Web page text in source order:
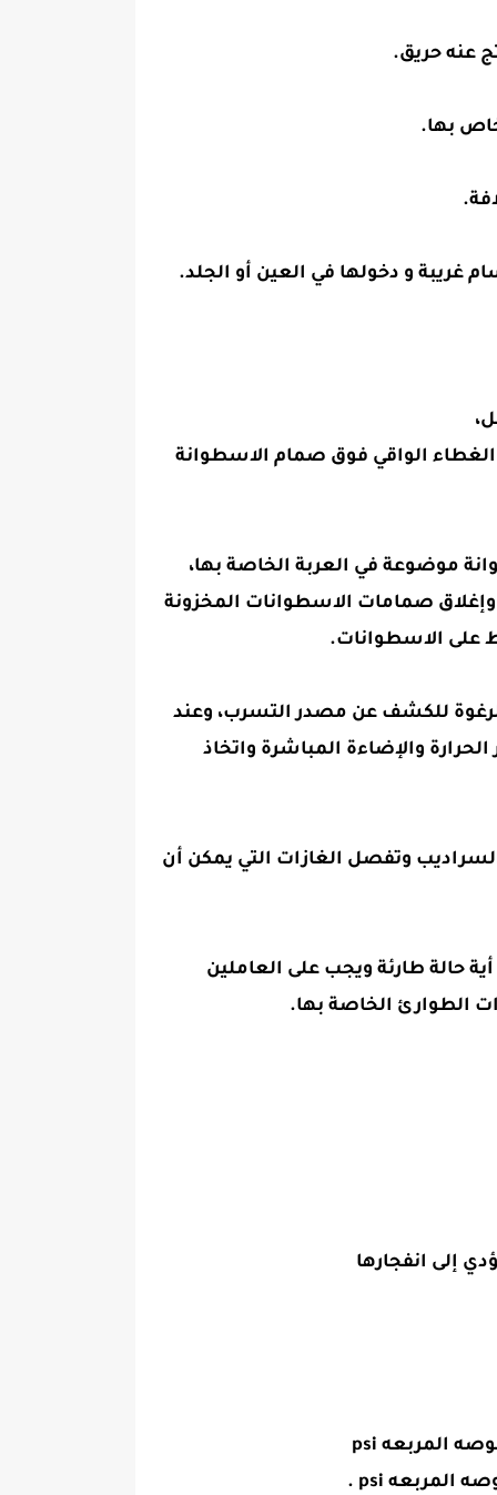
عنه حريق.
بها.
و دخولها في العين أو الجلد.
الغطاء الواقي فوق صمام الاسطوانة
موضوعة في العربة الخاصة بها،
صمامات الاسطوانات المخزونة
على الاسطوانات.‏
للكشف عن مصدر التسرب، وعند
والإضاءة المباشرة واتخاذ
وتفصل الغازات التي يمكن أن
حالة طارئة ويجب على العاملين
الطوارئ الخاصة بها.‏
إلى انفجارها